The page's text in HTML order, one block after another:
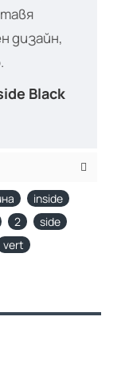
дизайн,
Black
inside
2
side
vert